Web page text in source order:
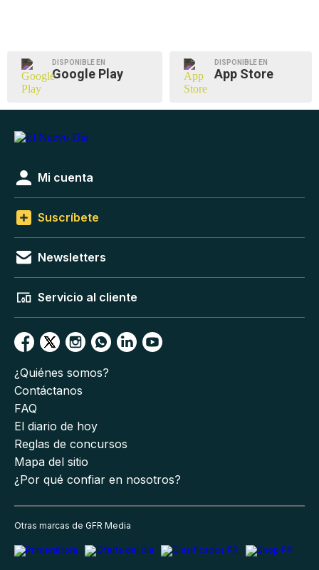
DISPONIBLE EN
Google Play
DISPONIBLE EN
App Store
Mi cuenta
Suscríbete
Newsletters
Servicio al cliente
¿Quiénes somos?
Contáctanos
FAQ
El diario de hoy
Reglas de concursos
Mapa del sitio
¿Por qué confiar en nosotros?
Otras marcas de GFR Media